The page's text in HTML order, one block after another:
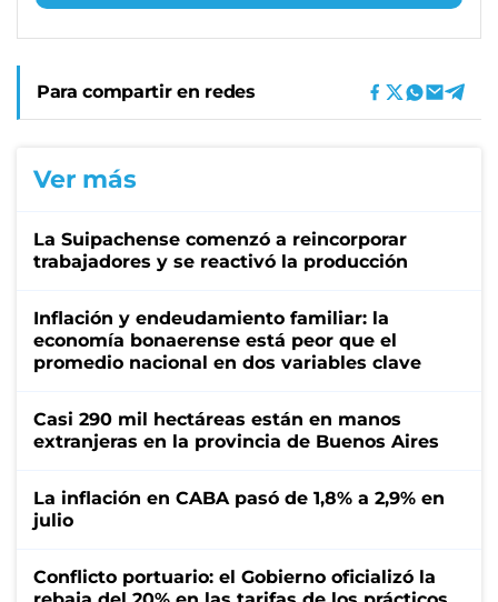
Para compartir en redes
Ver más
La Suipachense comenzó a reincorporar
trabajadores y se reactivó la producción
Inflación y endeudamiento familiar: la
economía bonaerense está peor que el
promedio nacional en dos variables clave
Casi 290 mil hectáreas están en manos
extranjeras en la provincia de Buenos Aires
La inflación en CABA pasó de 1,8% a 2,9% en
julio
Conflicto portuario: el Gobierno oficializó la